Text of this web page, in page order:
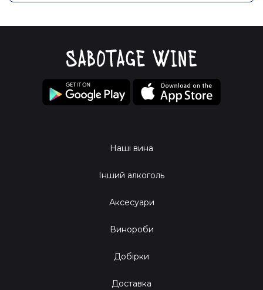
Наші вина
Інший алкоголь
Аксесуари
Винороби
Добірки
Доставка